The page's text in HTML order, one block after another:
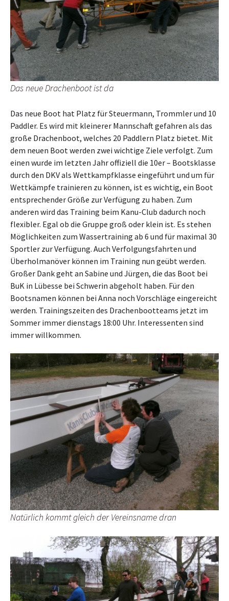
Das neue Drachenboot ist da
Das neue Boot hat Platz für Steuermann, Trommler und 10
Paddler. Es wird mit kleinerer Mannschaft gefahren als das
große Drachenboot, welches 20 Paddlern Platz bietet. Mit
dem neuen Boot werden zwei wichtige Ziele verfolgt. Zum
einen wurde im letzten Jahr offiziell die 10er – Bootsklasse
durch den DKV als Wettkampfklasse eingeführt und um für
Wettkämpfe trainieren zu können, ist es wichtig, ein Boot
entsprechender Größe zur Verfügung zu haben. Zum
anderen wird das Training beim Kanu-Club dadurch noch
flexibler. Egal ob die Gruppe groß oder klein ist. Es stehen
Möglichkeiten zum Wassertraining ab 6 und für maximal 30
Sportler zur Verfügung. Auch Verfolgungsfahrten und
Überholmanöver können im Training nun geübt werden.
Großer Dank geht an Sabine und Jürgen, die das Boot bei
BuK in Lübesse bei Schwerin abgeholt haben. Für den
Bootsnamen können bei Anna noch Vorschläge eingereicht
werden. Trainingszeiten des Drachenbootteams jetzt im
Sommer immer dienstags 18:00 Uhr. Interessenten sind
immer willkommen.
Natürlich kommt gleich der Vereinsname dran